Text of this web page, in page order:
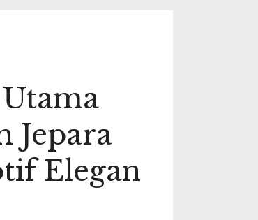
Jepara
Elegan